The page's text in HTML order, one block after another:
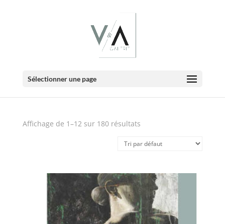
Sélectionner une page
E-Boutique
Affichage de 1–12 sur 180 résultats